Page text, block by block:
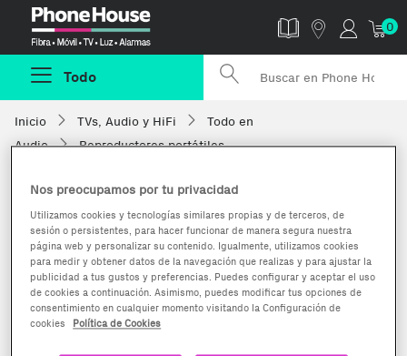
0
Todo
Inicio TVs, Audio y HiFi
Todo en
Audio
Reproductores portátiles
Nos preocupamos por tu privacidad
Utilizamos cookies y tecnologías similares propias y de terceros, de
sesión o persistentes, para hacer funcionar de manera segura nuestra
página web y personalizar su contenido. Igualmente, utilizamos cookies
para medir y obtener datos de la navegación que realizas y para ajustar la
publicidad a tus gustos y preferencias. Puedes configurar y aceptar el uso
de cookies a continuación. Asimismo, puedes modificar tus opciones de
consentimiento en cualquier momento visitando la Configuración de
cookies
Política de Cookies